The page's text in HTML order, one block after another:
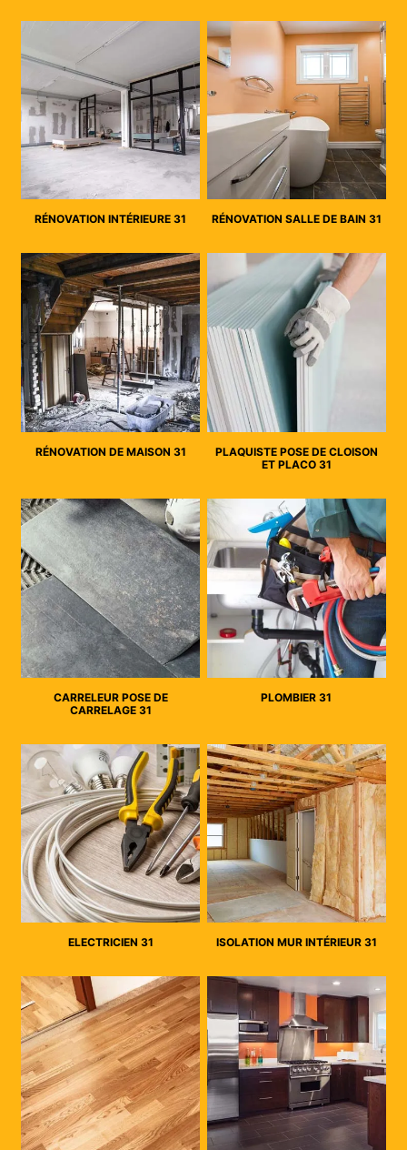
RÉNOVATION INTÉRIEURE 31 RÉNOVATION SALLE DE BAIN 31
RÉNOVATION DE MAISON 31
PLAQUISTE POSE DE CLOISON
ET PLACO 31
CARRELEUR POSE DE
CARRELAGE 31
PLOMBIER 31
ELECTRICIEN 31 ISOLATION MUR INTÉRIEUR 31